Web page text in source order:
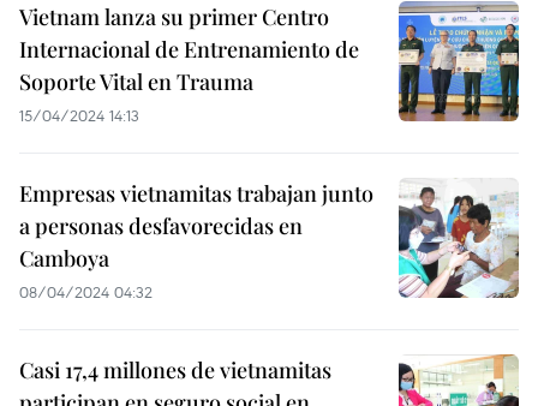
Vietnam lanza su primer Centro
Internacional de Entrenamiento de
Soporte Vital en Trauma
15/04/2024 14:13
Empresas vietnamitas trabajan junto
a personas desfavorecidas en
Camboya
08/04/2024 04:32
Casi 17,4 millones de vietnamitas